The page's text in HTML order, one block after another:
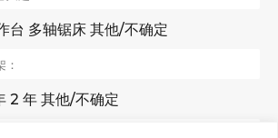
台 多轴锯床 其他/不确定
2 年 其他/不确定